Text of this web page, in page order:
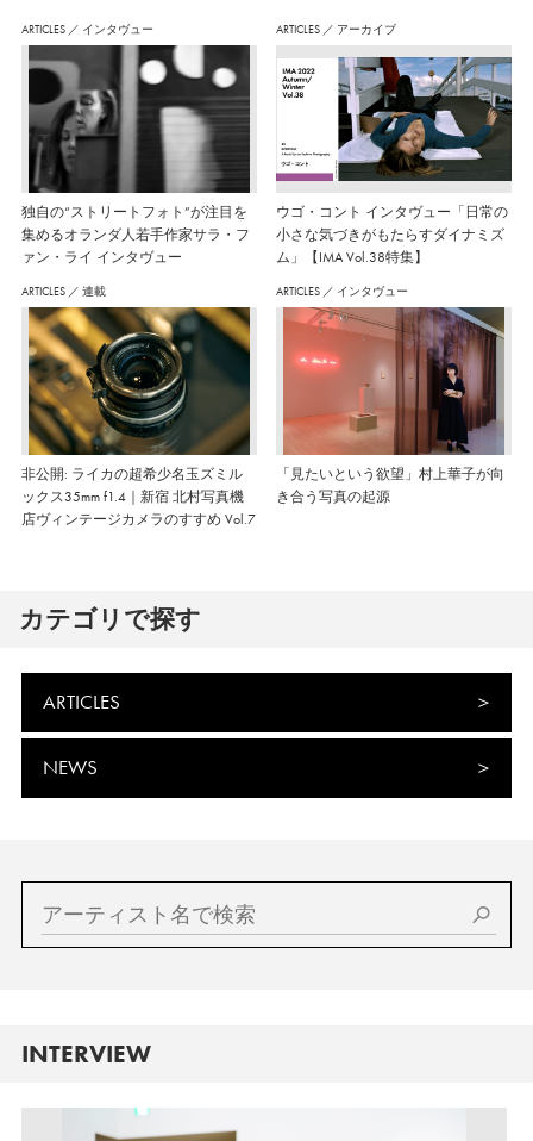
ARTICLES ／ インタヴュー
独自の“ストリートフォト”が注目を
集めるオランダ人若手作家サラ・フ
ァン・ライ インタヴュー
ARTICLES ／ アーカイブ
ウゴ・コント インタヴュー「日常の
小さな気づきがもたらすダイナミズ
ム」【IMA Vol.38特集】
ARTICLES ／ 連載
非公開: ライカの超希少名玉ズミル
ックス35mm f1.4｜新宿 北村写真機
店ヴィンテージカメラのすすめ Vol.7
ARTICLES ／ インタヴュー
「見たいという欲望」村上華子が向
き合う写真の起源
カテゴリで探す
ARTICLES
NEWS
INTERVIEW